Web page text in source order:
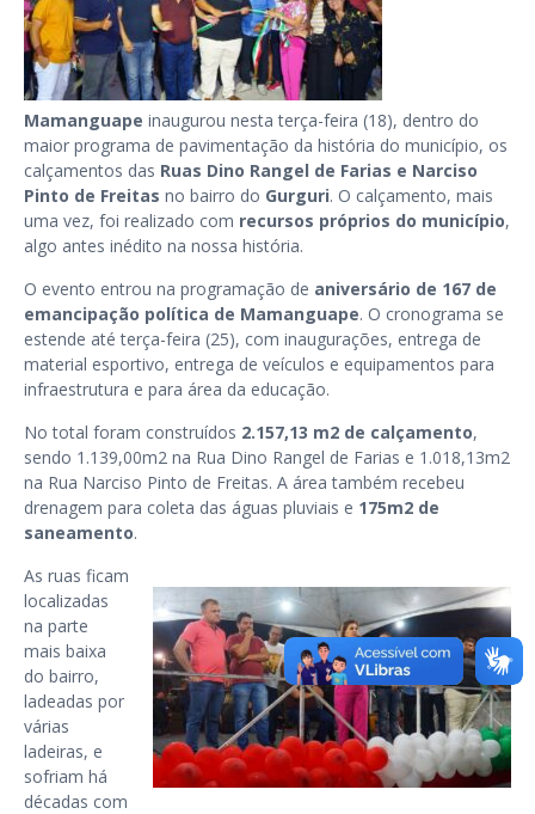
Mamanguape inaugurou nesta terça-feira (18), dentro do
maior programa de pavimentação da história do município, os
calçamentos das Ruas Dino Rangel de Farias e Narciso
Pinto de Freitas no bairro do Gurguri. O calçamento, mais
uma vez, foi realizado com recursos próprios do município,
algo antes inédito na nossa história.
O evento entrou na programação de aniversário de 167 de
emancipação política de Mamanguape. O cronograma se
estende até terça-feira (25), com inaugurações, entrega de
material esportivo, entrega de veículos e equipamentos para
infraestrutura e para área da educação.
No total foram construídos 2.157,13 m2 de calçamento,
sendo 1.139,00m2 na Rua Dino Rangel de Farias e 1.018,13m2
na Rua Narciso Pinto de Freitas. A área também recebeu
drenagem para coleta das águas pluviais e 175m2 de
saneamento.
As ruas ficam
localizadas
na parte
mais baixa
do bairro,
ladeadas por
várias
ladeiras, e
sofriam há
décadas com